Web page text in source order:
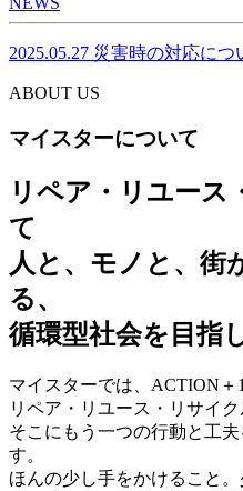
2025.05.27 災害時の対応につ
ABOUT US
マイスターについて
リペア・リユース
て
人と、モノと、街
る、
循環型社会を目指
マイスターでは、ACTION＋
リペア・リユース・リサイ
そこにもう一つの行動と工
す。
ほんの少し手をかけること